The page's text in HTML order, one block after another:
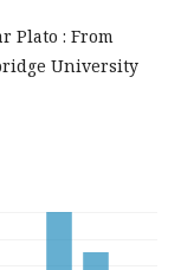
Plato : From
University